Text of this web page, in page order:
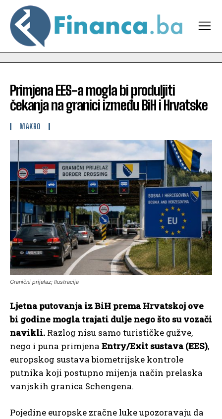
Primjena EES-a mogla bi produljiti
čekanja na granici između BiH i Hrvatske
MAKRO
Granični prijelaz; Ilustracija
Ljetna putovanja iz BiH prema Hrvatskoj ove
bi godine mogla trajati dulje nego što su vozači
navikli. Razlog nisu samo turističke gužve,
nego i puna primjena Entry/Exit sustava (EES),
europskog sustava biometrijske kontrole
putnika koji postupno mijenja način prelaska
vanjskih granica Schengena.
Pojedine europske zračne luke upozoravaju da